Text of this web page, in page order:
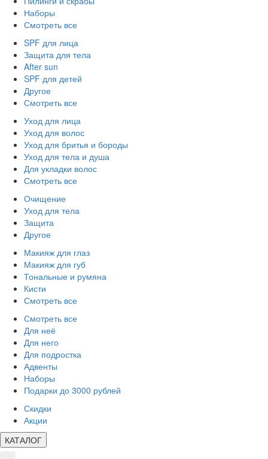
Наборы
Смотреть все
SPF для лица
Защита для тела
After sun
SPF для детей
Другое
Смотреть все
Уход для лица
Уход для волос
Уход для бритья и бороды
Уход для тела и душа
Для укладки волос
Смотреть все
Очищение
Уход для тела
Защита
Другое
Макияж для глаз
Макияж для губ
Тональные и румяна
Кисти
Смотреть все
Смотреть все
Для неё
Для него
Для подростка
Адвенты
Наборы
Подарки до 3000 рублей
Скидки
Акции
КАТАЛОГ